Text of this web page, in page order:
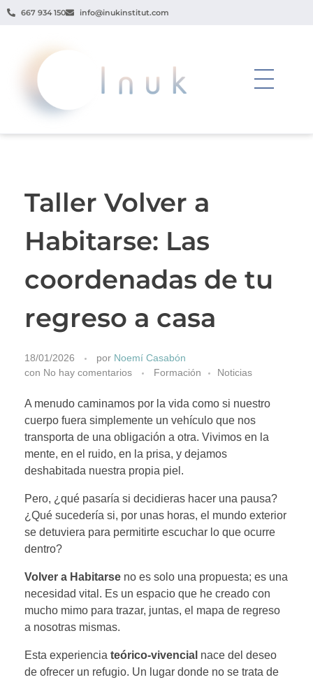
667 934 150 info@inukinstitut.com
Taller Volver a
Habitarse: Las
coordenadas de tu
regreso a casa
18/01/2026 por Noemí Casabón
con No hay comentarios Formación Noticias
A menudo caminamos por la vida como si nuestro
cuerpo fuera simplemente un vehículo que nos
transporta de una obligación a otra. Vivimos en la
mente, en el ruido, en la prisa, y dejamos
deshabitada nuestra propia piel.
Pero, ¿qué pasaría si decidieras hacer una pausa?
¿Qué sucedería si, por unas horas, el mundo exterior
se detuviera para permitirte escuchar lo que ocurre
dentro?
Volver a Habitarse no es solo una propuesta; es una
necesidad vital. Es un espacio que he creado con
mucho mimo para trazar, juntas, el mapa de regreso
a nosotras mismas.
Esta experiencia teórico-vivencial nace del deseo
de ofrecer un refugio. Un lugar donde no se trata de